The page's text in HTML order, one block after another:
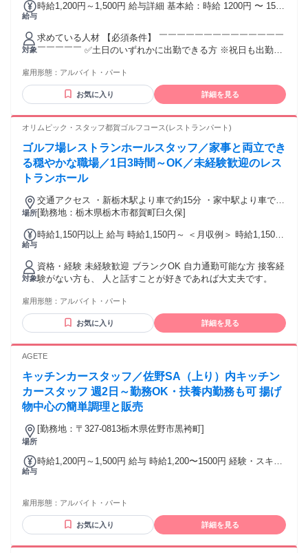
給与
時給1,200円～1,500円 給与詳細 基本給：時給 1200円 〜 1500
対象
求めている人材 【必須条件】 ￣￣￣￣￣￣￣￣￣￣￣￣￣￣
￣￣￣￣￣ ✅土日のいずれかに出勤できる方 ※祝日も出勤日
しめる方 【歓迎条件】 ￣￣￣￣￣￣￣￣￣￣￣￣￣￣￣￣￣
￣￣ ※下記スキル・経験がなくても大丈夫です。 ✅カフェや
おしゃれな空間が好きな方 ✅SNSを見たり発信したりするの
から新しいことに挑戦したい方 【こんなあなたにピッタ
いた時間を有効活用したい ・どうせ働くならワクワクする場
所がいい ・同じ「好き」を持つ仲間と出会いたい ・お客様の
喜ぶ笑顔を直接見たい
雇用形態： アルバイト・パート
お気に入り 詳細を見る
オリムピック・スタッフ都賀ゴルフコース(レストランパート)
ゴルフ場レストランホールスタッフ／家事と両立でき
る穏やかな職場／1日3時間～OK／未経験歓迎のレス
トランホール
場所
交通アクセス ・新栃木駅より車で約15分 ・家中駅より車で約
11分 ・都賀西方PAより車で約10分 ※車通勤OK
[勤務地：栃木県栃木市都賀町臼久保]
給与
時給1,150円以上 給与 時給1,150円～ ＜月収例＞ 時給1,150円
計のプラスに。 扶養内勤務や勤務日数の調整も可能です。
対象
資格・経験 未経験歓迎 ブランクOK 自力通勤可能な方 接客経
験がない方も、 人と話すことが好きであれば大丈夫です。
雇用形態： アルバイト・パート
お気に入り 詳細を見る
AGETE
キッチンカースタッフ／佐野SA（上り）内キッチン
カースタッフ 週2日～勤務OK・扶養内勤務も可 揚げ
物中心の簡単調理と販売
場所
[勤務地：〒327-0813栃木県佐野市黒袴町]
給与
時給1,200円～1,500円 給与 時給1,200〜1500円 経験・スキル
務 ＝1日あたり 9,600円 × 月 8日 ＝月収例 76,800円 週5日勤
9,600円 × 月 20日 ＝月収例 192,000円
雇用形態： アルバイト・パート
お気に入り 詳細を見る